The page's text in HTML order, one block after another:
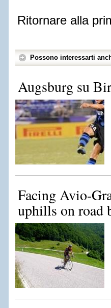
Ritornare alla
Possono interessarti
Augsburg su
Facing Avio-
uphills on road